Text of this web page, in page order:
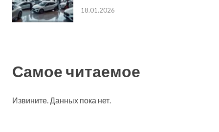
18.01.2026
Самое читаемое
Извините. Данных пока нет.